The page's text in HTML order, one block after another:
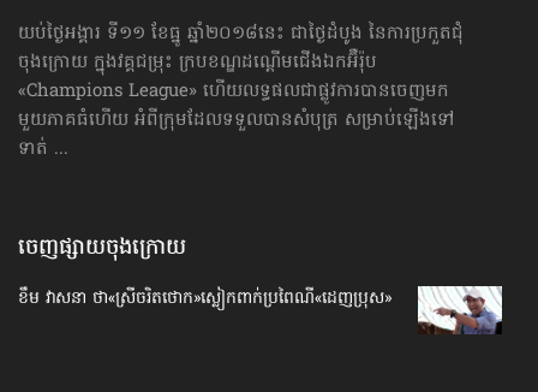
យប់ថ្ងៃអង្គារ ទី១១ ខែធ្នូ ឆ្នាំ២០១៨នេះ ជាថ្ងៃដំបូង នៃការប្រកួតជុំ
ចុងក្រោយ ក្នុងវគ្គជម្រុះ ក្របខណ្ឌដណ្ដើមជើងឯកអ៊ឺរ៉ុប
«Champions League» ហើយលទ្ធផលជាផ្លូវការបានចេញ​មក
មួយភាគធំហើយ អំពីក្រុមដែលទទួលបានសំបុត្រ សម្រាប់ឡើងទៅ
ទាត់ ...
ចេញផ្សាយចុងក្រោយ
ខឹម វាសនា ថា«ស្រីចរិតថោក»​ស្លៀកពាក់ប្រពៃណី​«ដេញប្រុស»